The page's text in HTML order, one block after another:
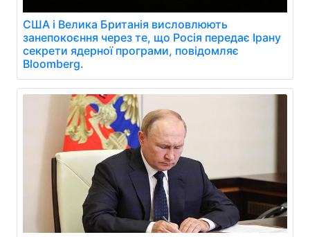
США і Велика Британія висловлюють
занепокоєння через те, що Росія передає Ірану
секрети ядерної програми, повідомляє
Bloomberg.